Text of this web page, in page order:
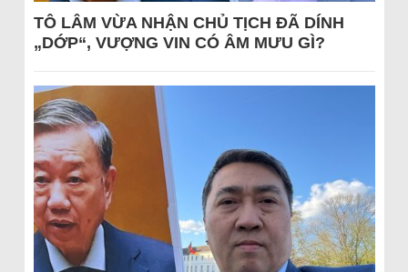
TÔ LÂM VỪA NHẬN CHỦ TỊCH ĐÃ DÍNH
„DỚP“, VƯỢNG VIN CÓ ÂM MƯU GÌ?